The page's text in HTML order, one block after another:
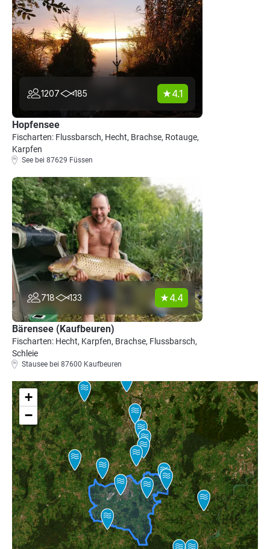
1207 185 4.1
Hopfensee
Fischarten: Flussbarsch, Hecht, Brachse, Rotauge,
Karpfen
See bei 87629 Füssen
718 133 4.4
Bärensee (Kaufbeuren)
Fischarten: Hecht, Karpfen, Brachse, Flussbarsch,
Schleie
Stausee bei 87600 Kaufbeuren
+
−